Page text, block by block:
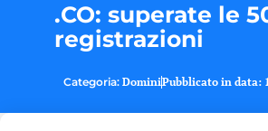
.CO: superate le
registrazioni
Categoria: DominiPubblicato in data: